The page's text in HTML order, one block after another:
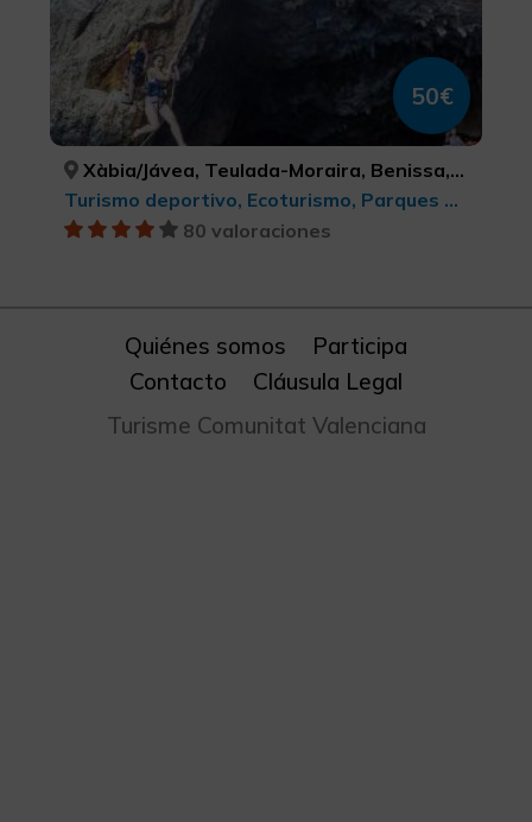
50€
Xàbia/Jávea, Teulada-Moraira, Benissa, Dénia, Calp, ALACANT/ALICANTE, ALACANT/ALICANTE, ALACANT/ALICANTE, ALACANT/ALICANTE, ALACANT/ALICANTE
Turismo deportivo, Ecoturismo, Parques Naturales, Turismo activo-aventura
80 valoraciones
Quiénes somos
Participa
Contacto
Cláusula Legal
Turisme Comunitat Valenciana